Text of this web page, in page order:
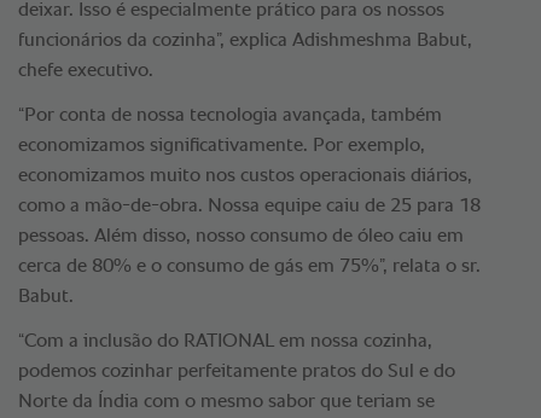
deixar. Isso é especialmente prático para os nossos
funcionários da cozinha”, explica Adishmeshma Babut,
chefe executivo.
“Por conta de nossa tecnologia avançada, também
economizamos significativamente. Por exemplo,
economizamos muito nos custos operacionais diários,
como a mão-de-obra. Nossa equipe caiu de 25 para 18
pessoas. Além disso, nosso consumo de óleo caiu em
cerca de 80% e o consumo de gás em 75%”, relata o sr.
Babut.
“Com a inclusão do RATIONAL em nossa cozinha,
podemos cozinhar perfeitamente pratos do Sul e do
Norte da Índia com o mesmo sabor que teriam se